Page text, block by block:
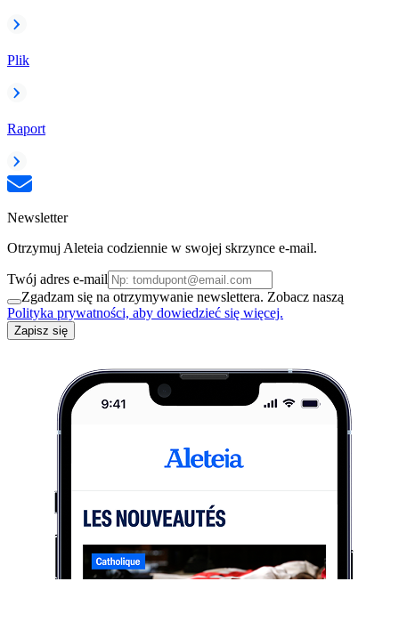
Plik
Raport
Newsletter
Otrzymuj Aleteia codziennie w swojej skrzynce e-mail.
Twój adres e-mail
Zgadzam się na otrzymywanie newslettera. Zobacz naszą
Polityka prywatności, aby dowiedzieć się więcej.
Zapisz się